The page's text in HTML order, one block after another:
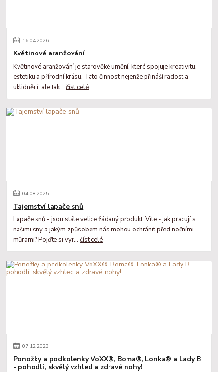
16.04.2026
Květinové aranžování
Květinové aranžování je starověké umění, které spojuje kreativitu,
estetiku a přírodní krásu. Tato činnost nejenže přináší radost a
uklidnění, ale tak...číst celé
04.08.2025
Tajemství lapače snů
Lapače snů - jsou stále velice žádaný produkt. Víte - jak pracují s
našimi sny a jakým způsobem nás mohou ochránit před nočními
můrami? Pojďte si vyr...číst celé
07.12.2023
Ponožky a podkolenky VoXX®, Boma®, Lonka® a Lady B
- pohodlí, skvělý vzhled a zdravé nohy!